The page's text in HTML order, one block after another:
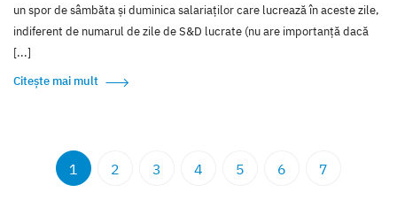
un spor de sâmbăta și duminica salariaților care lucrează în aceste zile,
indiferent de numarul de zile de S&D lucrate (nu are importanță dacă
[...]
Citește mai mult
1 2 3 4 5 6 7